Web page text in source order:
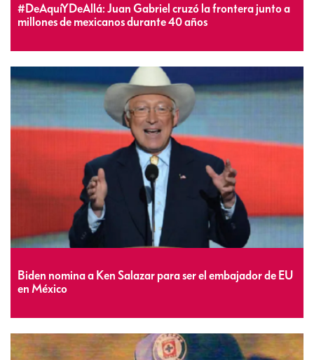
#DeAquíYDeAllá: Juan Gabriel cruzó la frontera junto a
millones de mexicanos durante 40 años
Biden nomina a Ken Salazar para ser el embajador de EU
en México